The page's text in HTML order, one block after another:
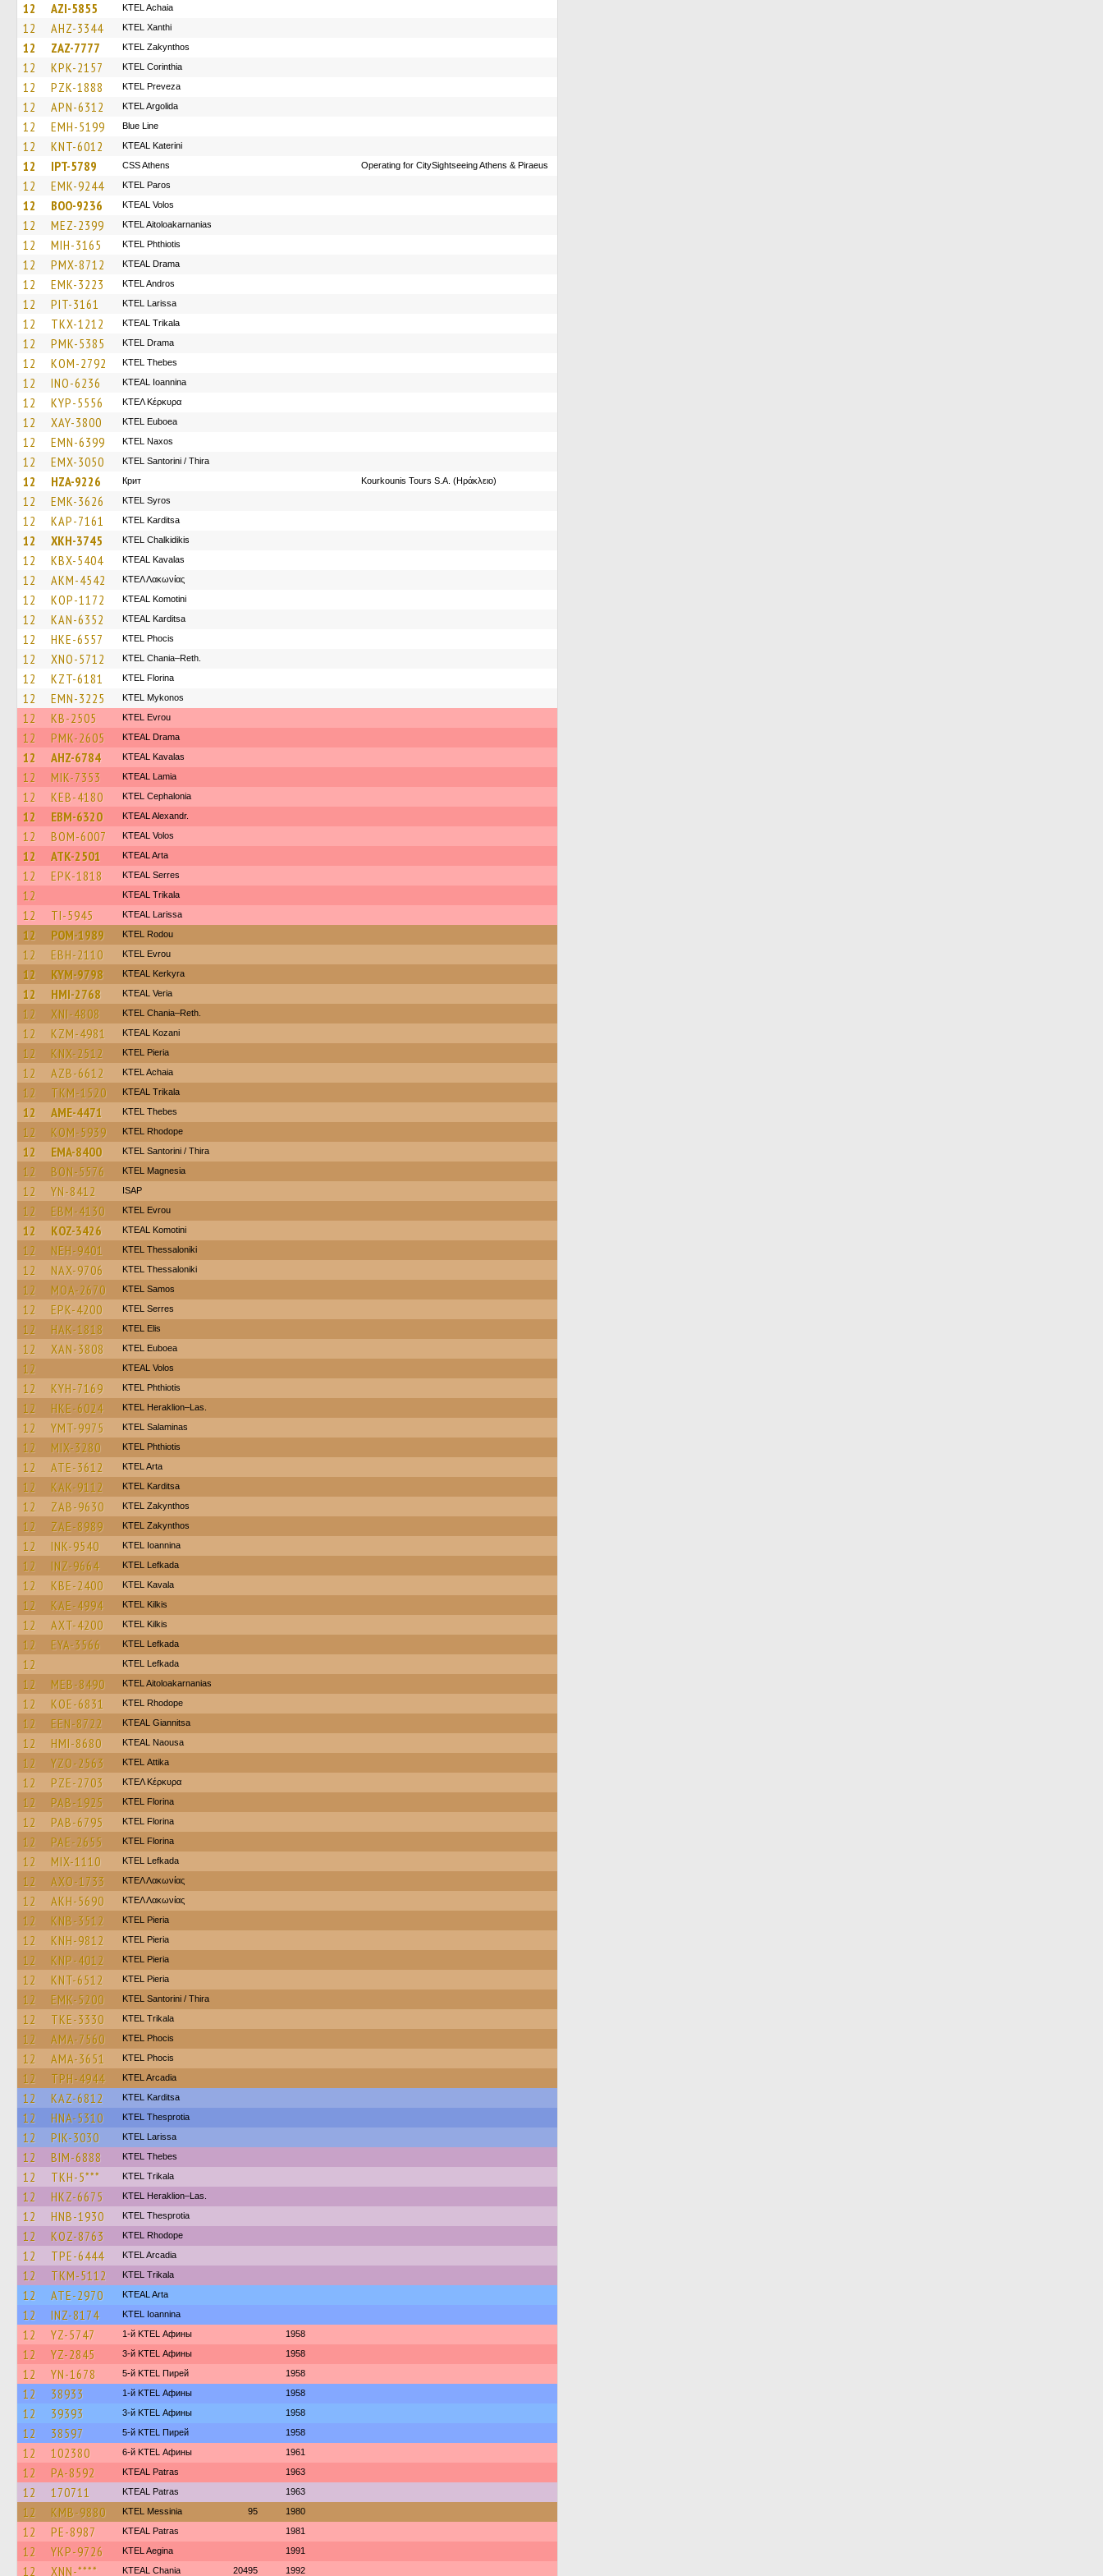
12 AZI-5855 KTEL Achaia
12 AHZ-3344 KTEL Xanthi
12 ZAZ-7777 KTEL Zakynthos
12 KPK-2157 KTEL Corinthia
12 PZK-1888 KTEL Preveza
12 APN-6312 KTEL Argolida
12 EMH-5199 Blue Line
12 KNT-6012 KTEAL Katerini
12 IPT-5789 CSS Athens Operating for CitySightseeing Athens & Piraeus
12 EMK-9244 KTEL Paros
12 BOO-9236 KTEAL Volos
12 MEZ-2399 KTEL Aitoloakarnanias
12 MIH-3165 ΚΤΕL Phthiotis
12 PMX-8712 KTEAL Drama
12 EMK-3223 KTEL Andros
12 PIT-3161 KTEL Larissa
12 TKX-1212 KTEAL Trikala
12 PMK-5385 KTEL Drama
12 KOM-2792 KTEL Thebes
12 INO-6236 KTEAL Ioannina
12 KYP-5556 ΚΤΕΛ Κέρκυρα
12 XAY-3800 ΚΤΕL Euboea
12 EMN-6399 KTEL Naxos
12 EMX-3050 KTEL Santorini / Thira
12 HZA-9226 Крит Kourkounis Tours S.A. (Ηράκλειο)
12 EMK-3626 KTEL Syros
12 KAP-7161 ΚΤΕL Karditsa
12 XKH-3745 ΚΤΕL Chalkidikis
12 KBX-5404 KTEAL Kavalas
12 AKM-4542 ΚΤΕΛ Λακωνίας
12 KOP-1172 KTEAL Komotini
12 KAN-6352 KTEAL Karditsa
12 HKE-6557 ΚΤΕL Phocis
12 XNO-5712 KTEL Chania–Reth.
12 KZT-6181 KTEL Florina
12 EMN-3225 KTEL Mykonos
12 KB-2505 KTEL Evrou
12 PMK-2605 KTEAL Drama
12 AHZ-6784 KTEAL Kavalas
12 MIK-7353 KTEAL Lamia
12 KEB-4180 KTEL Cephalonia
12 EBM-6320 KTEAL Alexandr.
12 BOM-6007 KTEAL Volos
12 ATK-2501 KTEAL Arta
12 EPK-1818 KTEAL Serres
12 KTEAL Trikala
12 TI-5945 KTEAL Larissa
12 POM-1989 ΚΤΕL Rodou
12 EBH-2110 KTEL Evrou
12 KYM-9798 KTEAL Kerkyra
12 HMI-2768 KTEAL Veria
12 XNI-4808 KTEL Chania–Reth.
12 KZM-4981 KTEAL Kozani
12 KNX-2512 KTEL Pieria
12 AZB-6612 KTEL Achaia
12 TKM-1520 KTEAL Trikala
12 AME-4471 KTEL Thebes
12 KOM-5939 KTEL Rhodope
12 EMA-8400 KTEL Santorini / Thira
12 BON-5576 ΚΤΕL Magnesia
12 YN-8412 ISAP
12 EBM-4130 KTEL Evrou
12 KOZ-3426 KTEAL Komotini
12 NEH-9401 KTEL Thessaloniki
12 NAX-9706 KTEL Thessaloniki
12 MOA-2670 KTEL Samos
12 EPK-4200 KTEL Serres
12 HAK-1818 KTEL Elis
12 XAN-3808 ΚΤΕL Euboea
12 KTEAL Volos
12 KYH-7169 ΚΤΕL Phthiotis
12 HKE-6024 KTEL Heraklion–Las.
12 YMT-9975 KTEL Salaminas
12 MIX-3280 ΚΤΕL Phthiotis
12 ATE-3612 KTEL Arta
12 KAK-9112 ΚΤΕL Karditsa
12 ZAB-9630 KTEL Zakynthos
12 ZAE-8989 KTEL Zakynthos
12 INK-9540 KTEL Ioannina
12 INZ-9664 KTEL Lefkada
12 KBE-2400 KTEL Kavala
12 KAE-4994 KTEL Kilkis
12 AXT-4200 KTEL Kilkis
12 EYA-3566 KTEL Lefkada
12 KTEL Lefkada
12 MEB-8490 KTEL Aitoloakarnanias
12 KOE-6831 KTEL Rhodope
12 EEN-8722 KTEAL Giannitsa
12 HMI-8680 KTEAL Naousa
12 YZO-2563 KΤΕL Αttika
12 PZE-2703 ΚΤΕΛ Κέρκυρα
12 PAB-1925 KTEL Florina
12 PAB-6795 KTEL Florina
12 PAE-2655 KTEL Florina
12 MIX-1110 KTEL Lefkada
12 AXO-1733 ΚΤΕΛ Λακωνίας
12 AKH-5690 ΚΤΕΛ Λακωνίας
12 KNB-3512 KTEL Pieria
12 KNH-9812 KTEL Pieria
12 KNP-4012 KTEL Pieria
12 KNT-6512 KTEL Pieria
12 EMK-5200 KTEL Santorini / Thira
12 TKE-3330 ΚΤΕL Τrikala
12 AMA-7560 ΚΤΕL Phocis
12 AMA-3651 ΚΤΕL Phocis
12 TPH-4944 KTEL Arcadia
12 KAZ-6812 ΚΤΕL Karditsa
12 HNA-5310 KTEL Thesprotia
12 PIK-3030 KTEL Larissa
12 BIM-6888 KTEL Thebes
12 TKH-5*** ΚΤΕL Τrikala
12 HKZ-6675 KTEL Heraklion–Las.
12 HNB-1930 KTEL Thesprotia
12 KOZ-8763 KTEL Rhodope
12 TPE-6444 KTEL Arcadia
12 TKM-5112 ΚΤΕL Τrikala
12 ATE-2970 KTEAL Arta
12 INZ-8174 KTEL Ioannina
12 YZ-5747 1-й KTEL Афины 1958
12 YZ-2845 3-й KTEL Афины 1958
12 YN-1678 5-й KTEL Пирей 1958
12 38933 1-й KTEL Афины 1958
12 39393 3-й KTEL Афины 1958
12 38597 5-й KTEL Пирей 1958
12 102380 6-й KTEL Афины 1961
12 PA-8592 KTEAL Patras 1963
12 170711 KTEAL Patras 1963
12 KMB-9880 KTEL Messinia 95 1980
12 PE-8987 KTEAL Patras 1981
12 YKP-9726 KTEL Aegina 1991
12 XNN-**** KTEAL Chania 20495 1992